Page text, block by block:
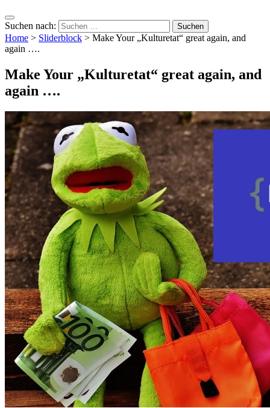
Suchen nach:
Home > Sliderblock > Make Your „Kulturetat“ great again, and
again ….
Make Your „Kulturetat“ great again, and
again ….